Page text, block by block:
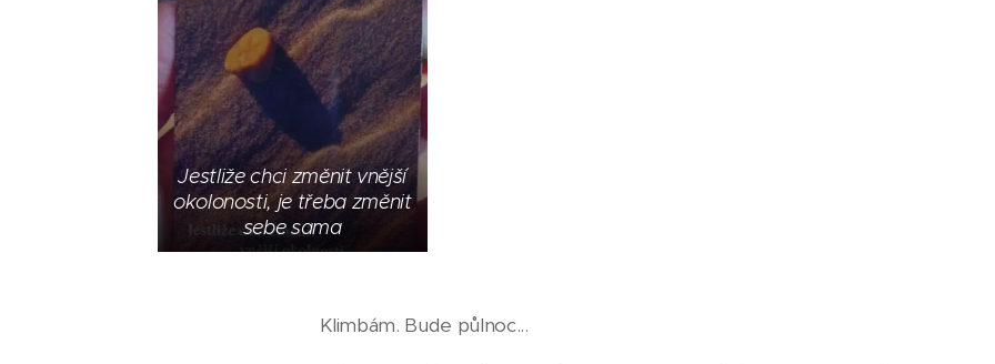
Jestliže chci změnit vnější
okolonosti, je třeba změnit
sebe sama
Klimbám. Bude půlnoc...